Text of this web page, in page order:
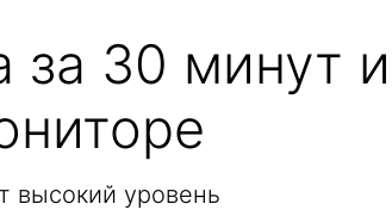
за 30 минут и
высокий уровень